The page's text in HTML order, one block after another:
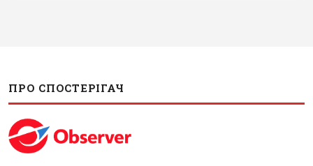
ПРО СПОСТЕРІГАЧ